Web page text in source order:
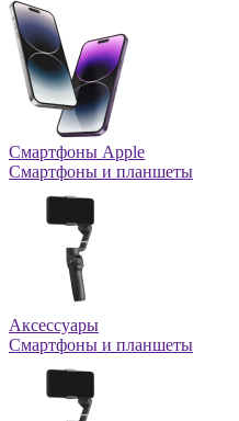
Смартфоны Apple
Смартфоны и планшеты
Аксессуары
Смартфоны и планшеты